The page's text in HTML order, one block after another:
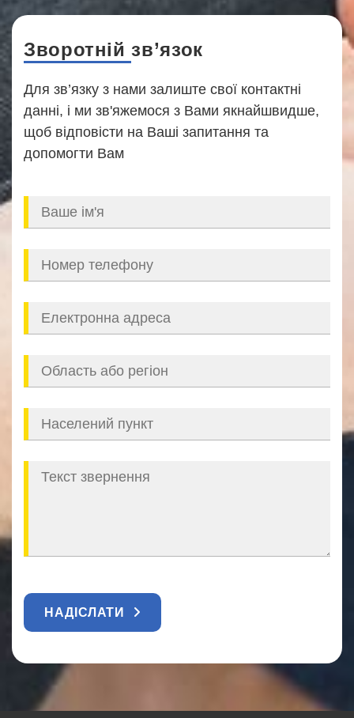
Зворотній зв’язок
Для зв’язку з нами залиште свої контактні
данні, і ми зв'яжемося з Вами якнайшвидше,
щоб відповісти на Ваші запитання та
допомогти Вам
НАДІСЛАТИ